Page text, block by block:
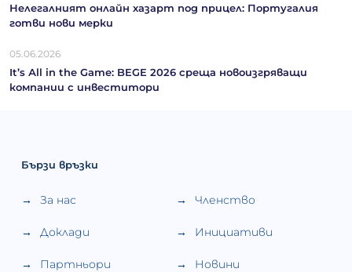
Нелегалният онлайн хазарт под прицел: Португалия
готви нови мерки
05.06.2026
It’s Аll in the Game: BEGE 2026 среща новоизгряващи
компании с инвеститори
Бързи връзки
За нас Членство
Доклади Инициативи
Партньори Новини